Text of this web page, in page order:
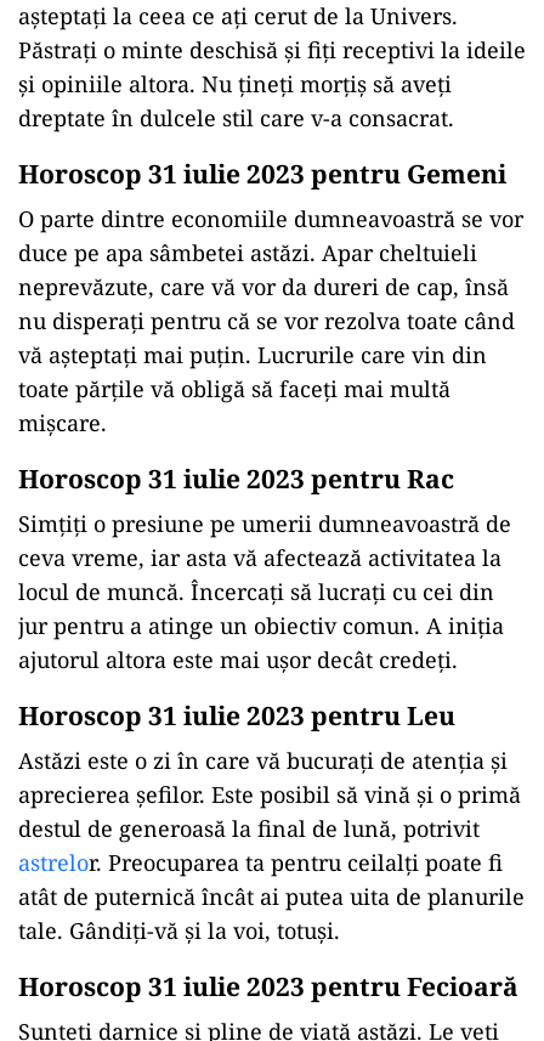
aşteptaţi la ceea ce aţi cerut de la Univers.
Păstrați o minte deschisă și fiți receptivi la ideile
și opiniile altora. Nu țineți morțiș să aveți
dreptate în dulcele stil care v-a consacrat.
Horoscop 31 iulie 2023 pentru Gemeni
O parte dintre economiile dumneavoastră se vor
duce pe apa sâmbetei astăzi. Apar cheltuieli
neprevăzute, care vă vor da dureri de cap, însă
nu disperați pentru că se vor rezolva toate când
vă așteptați mai puțin. Lucrurile care vin din
toate părțile vă obligă să faceţi mai multă
mișcare.
Horoscop 31 iulie 2023 pentru Rac
Simţiţi o presiune pe umerii dumneavoastră de
ceva vreme, iar asta vă afectează activitatea la
locul de muncă. Încercați să lucrați cu cei din
jur pentru a atinge un obiectiv comun. A iniția
ajutorul altora este mai ușor decât credeţi.
Horoscop 31 iulie 2023 pentru Leu
Astăzi este o zi în care vă bucuraţi de atenţia şi
aprecierea şefilor. Este posibil să vină şi o primă
destul de generoasă la final de lună, potrivit
astrelor. Preocuparea ta pentru ceilalți poate fi
atât de puternică încât ai putea uita de planurile
tale. Gândiți-vă și la voi, totuși.
Horoscop 31 iulie 2023 pentru Fecioară
Sunteţi darnice şi pline de viaţă astăzi. Le veţi